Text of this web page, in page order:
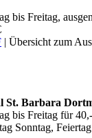
bis Freitag,
| Übersicht zum
St. Barbara
bis Freitag für
Sonntag,